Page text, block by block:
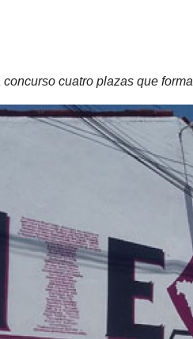
cuatro plazas que